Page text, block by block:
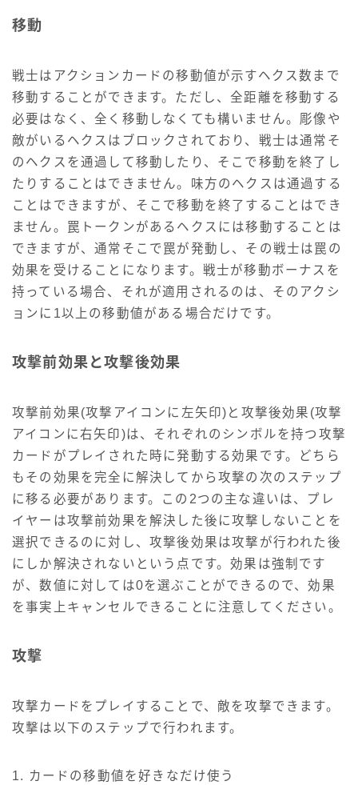
移動
戦士はアクションカードの移動値が示すヘクス数まで
移動することができます。ただし、全距離を移動する
必要はなく、全く移動しなくても構いません。彫像や
敵がいるヘクスはブロックされており、戦士は通常そ
のヘクスを通過して移動したり、そこで移動を終了し
たりすることはできません。味方のヘクスは通過する
ことはできますが、そこで移動を終了することはでき
ません。罠トークンがあるヘクスには移動することは
できますが、通常そこで罠が発動し、その戦士は罠の
効果を受けることになります。戦士が移動ボーナスを
持っている場合、それが適用されるのは、そのアクシ
ョンに1以上の移動値がある場合だけです。
攻撃前効果と攻撃後効果
攻撃前効果(攻撃アイコンに左矢印)と攻撃後効果(攻撃
アイコンに右矢印)は、それぞれのシンボルを持つ攻撃
カードがプレイされた時に発動する効果です。どちら
もその効果を完全に解決してから攻撃の次のステップ
に移る必要があります。この2つの主な違いは、プレ
イヤーは攻撃前効果を解決した後に攻撃しないことを
選択できるのに対し、攻撃後効果は攻撃が行われた後
にしか解決されないという点です。効果は強制です
が、数値に対しては0を選ぶことができるので、効果
を事実上キャンセルできることに注意してください。
攻撃
攻撃カードをプレイすることで、敵を攻撃できます。
攻撃は以下のステップで行われます。
1. カードの移動値を好きなだけ使う